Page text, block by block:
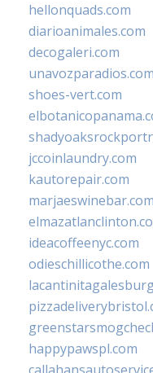
hellonquads.com
diarioanimales.com
decogaleri.com
unavozparadios.com
shoes-vert.com
jccoinlaundry.com
kautorepair.com
marjaeswinebar.com
ideacoffeenyc.com
odieschillicothe.com
happypawspl.com